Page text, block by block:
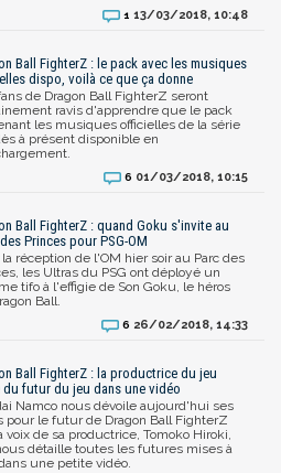
1 13/03/2018, 10:48
Ball FighterZ : le pack avec les musiques
dispo, voilà ce que ça donne
de Dragon Ball FighterZ seront
ravis d'apprendre que le pack
les musiques officielles de la série
à présent disponible en
6 01/03/2018, 10:15
Ball FighterZ : quand Goku s'invite au
Princes pour PSG-OM
la réception de l'OM hier soir au Parc des
les Ultras du PSG ont déployé un
tifo à l'effigie de Son Goku, le héros
Ball.
6 26/02/2018, 14:33
Ball FighterZ : la productrice du jeu
du futur du jeu dans une vidéo
Namco nous dévoile aujourd'hui ses
pour le futur de Dragon Ball FighterZ
voix de sa productrice, Tomoko Hiroki,
détaille toutes les futures mises à
une petite vidéo.